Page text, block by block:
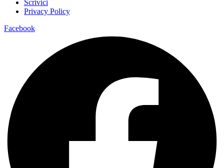
Scrivici
Privacy Policy
Facebook